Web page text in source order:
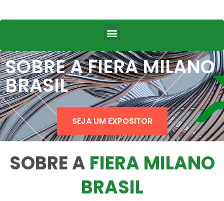
SOBRE A FIERA MILANO
BRASIL
SEJA UM EXPOSITOR
SOBRE A FIERA MILANO
BRASIL